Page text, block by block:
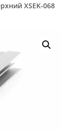
ХSEK-068